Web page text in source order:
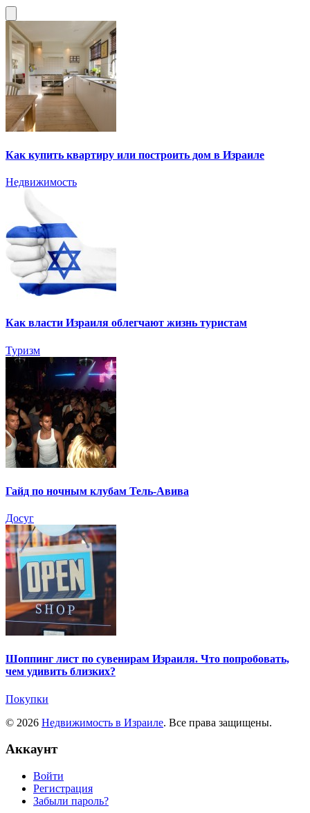
Как купить квартиру или построить дом в Израиле
Недвижимость
Как власти Израиля облегчают жизнь туристам
Туризм
Гайд по ночным клубам Тель-Авива
Досуг
Шоппинг лист по сувенирам Израиля. Что попробовать,
чем удивить близких?
Покупки
© 2026 Недвижимость в Израиле. Все права защищены.
Аккаунт
Войти
Регистрация
Забыли пароль?